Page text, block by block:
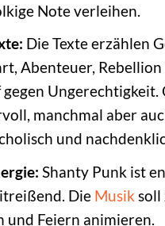
Note verleihen.
Die Texte erzählen
Abenteuer,
gegen Ungerechtigkeit.
manchmal aber
und
Shanty Punk ist
Die Musik soll
und Feiern animieren.